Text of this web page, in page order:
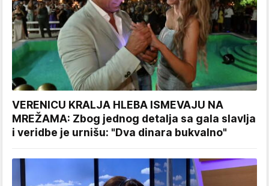
VERENICU KRALJA HLEBA ISMEVAJU NA
MREŽAMA: Zbog jednog detalja sa gala slavlja
i veridbe je urnišu: "Dva dinara bukvalno"